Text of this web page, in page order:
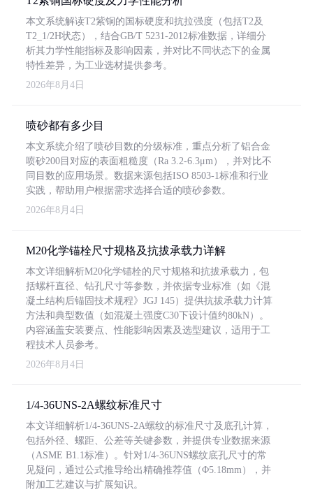
本文系统解读T2紫铜的国标硬度和抗拉强度（包括T2及
T2_1/2H状态），结合GB/T 5231-2012标准数据，详细分
析其力学性能指标及影响因素，并对比不同状态下的金属
特性差异，为工业选材提供参考。
2026年8月4日
喷砂都有多少目
本文系统介绍了喷砂目数的分级标准，重点分析了铝合金
喷砂200目对应的表面粗糙度（Ra 3.2-6.3μm），并对比不
同目数的应用场景。数据来源包括ISO 8503-1标准和行业
实践，帮助用户根据需求选择合适的喷砂参数。
2026年8月4日
M20化学锚栓尺寸规格及抗拔承载力详解
本文详细解析M20化学锚栓的尺寸规格和抗拔承载力，包
括螺杆直径、钻孔尺寸等参数，并依据专业标准（如《混
凝土结构后锚固技术规程》JGJ 145）提供抗拔承载力计算
方法和典型数值（如混凝土强度C30下设计值约80kN）。
内容涵盖安装要点、性能影响因素及选型建议，适用于工
程技术人员参考。
2026年8月4日
1/4-36UNS-2A螺纹标准尺寸
本文详细解析1/4-36UNS-2A螺纹的标准尺寸及底孔计算，
包括外径、螺距、公差等关键参数，并提供专业数据来源
（ASME B1.1标准）。针对1/4-36UNS螺纹底孔尺寸的常
见疑问，通过公式推导给出精确推荐值（Φ5.18mm），并
附加工艺建议与扩展知识。